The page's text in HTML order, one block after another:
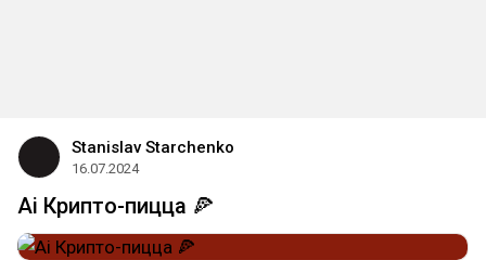
Stanislav Starchenko
16.07.2024
Ai Крипто-пицца 🍕